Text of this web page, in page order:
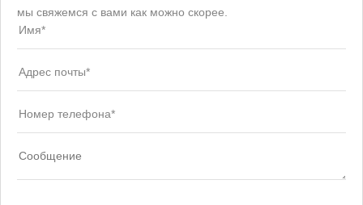
мы свяжемся с вами как можно скорее.